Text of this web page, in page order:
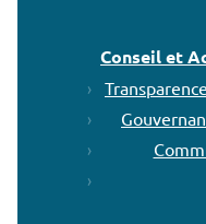
Conseil et